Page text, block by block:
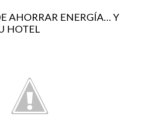
AHORRAR ENERGÍA… Y
HOTEL